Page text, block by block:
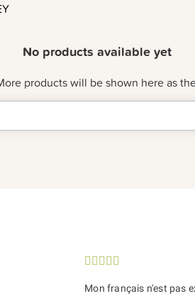
No products available yet
products will be shown here as
    
Mon français n'est pas